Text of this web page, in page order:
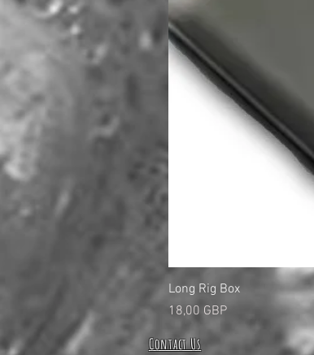
Long Rig Box
Cena
18,00 GBP
Contact Us